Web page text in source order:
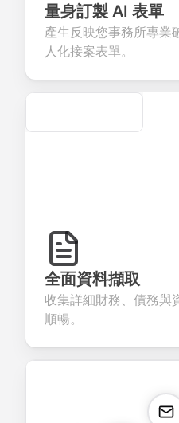
about
products or
seamless
account
creation.
量身訂製 AI 表單
產生反映您事務所專業
人化接案表單。
Secure
全面資料擷取
收集詳細財務、債務與
順暢。